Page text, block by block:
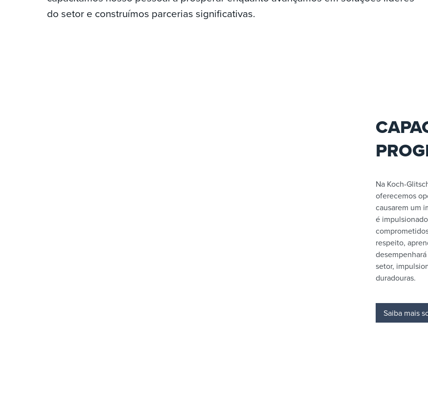
do setor e construímos parcerias significativas.
Na Koch-
oferecemos
causarem um
é
respeito,
setor,
duradouras.
Saiba mais